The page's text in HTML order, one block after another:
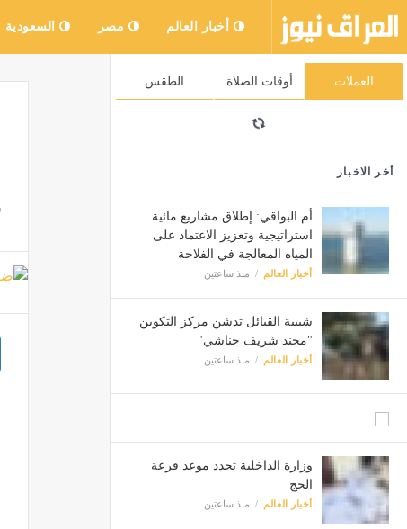
أخبار العالم مصر السعودية
العملات أوقات الصلاة الطقس
أخر الاخبار
أم البواقي: إطلاق مشاريع مائية
استراتيجية وتعزيز الاعتماد على
المياه المعالجة في الفلاحة
أخبار العالم منذ ساعتين
شبيبة القبائل تدشن مركز التكوين
"محند شريف حناشي"
أخبار العالم منذ ساعتين
وزارة الداخلية تحدد موعد قرعة
الحج
أخبار العالم منذ ساعتين